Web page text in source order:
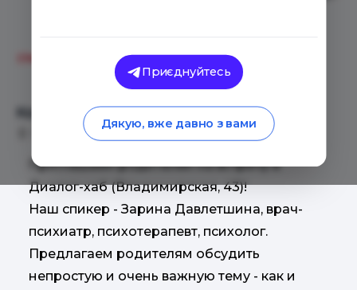
NOW!
Как говорить с детьми о сексе?
24 Листопада 2019
Приглашаем родителей на встречу в
Диалог-хаб (Владимирская, 43)!
Наш спикер - Зарина Давлетшина, врач-
психиатр, психотерапевт, психолог.
Предлагаем родителям обсудить
непростую и очень важную тему - как и
Приєднуйтесь
Дякую, вже давно з вами